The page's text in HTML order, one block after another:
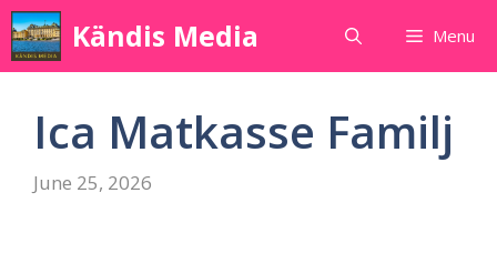
Skip
to
content
Kändis Media Menu
Ica Matkasse Familj
June 25, 2026